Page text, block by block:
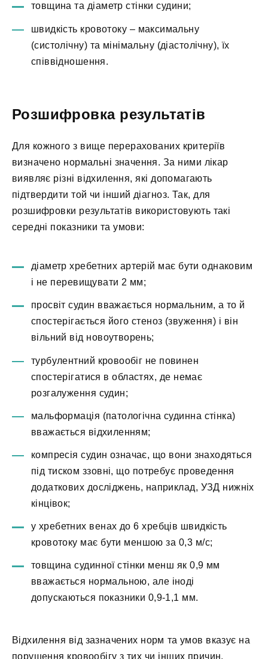
товщина та діаметр стінки судини;
швидкість кровотоку – максимальну
(систолічну) та мінімальну (діастолічну), їх
співвідношення.
Розшифровка результатів
Для кожного з вище перерахованих критеріїв
визначено нормальні значення. За ними лікар
виявляє різні відхилення, які допомагають
підтвердити той чи інший діагноз. Так, для
розшифровки результатів використовують такі
середні показники та умови:
діаметр хребетних артерій має бути однаковим
і не перевищувати 2 мм;
просвіт судин вважається нормальним, а то й
спостерігається його стеноз (звуження) і він
вільний від новоутворень;
турбулентний кровообіг не повинен
спостерігатися в областях, де немає
розгалуження судин;
мальформація (патологічна судинна стінка)
вважається відхиленням;
компресія судин означає, що вони знаходяться
під тиском ззовні, що потребує проведення
додаткових досліджень, наприклад, УЗД нижніх
кінцівок;
у хребетних венах до 6 хребців швидкість
кровотоку має бути меншою за 0,3 м/с;
товщина судинної стінки менш як 0,9 мм
вважається нормальною, але іноді
допускаються показники 0,9-1,1 мм.
Відхилення від зазначених норм та умов вказує на
порушення кровообігу з тих чи інших причин.